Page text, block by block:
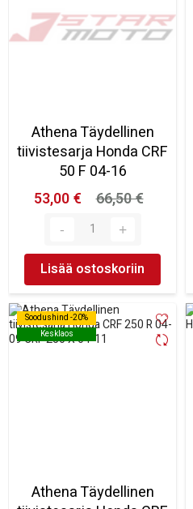
Athena Täydellinen
tiivistesarja Honda CRF
50 F 04-16
53,00 €
66,50 €
Lisää ostoskoriin
Soodushind -20%
Kesklaos
Soodushind -20%
Kesklaos
Athena Täydellinen